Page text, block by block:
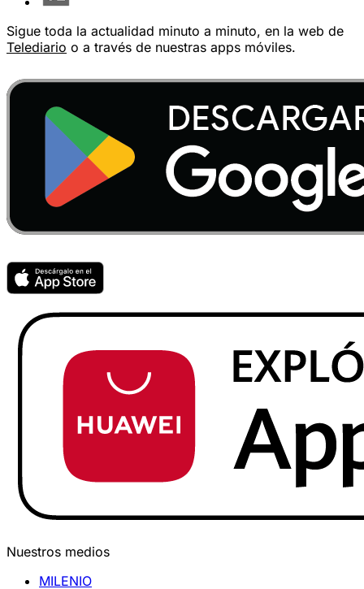
Sigue toda la actualidad minuto a minuto, en la web de
Telediario o a través de nuestras apps móviles.
Nuestros medios
MILENIO